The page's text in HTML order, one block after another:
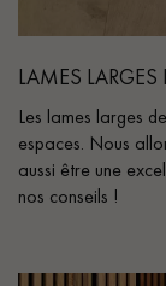
LAMES LARGES
Les lames larges
espaces. Nous
aussi être une
nos conseils !